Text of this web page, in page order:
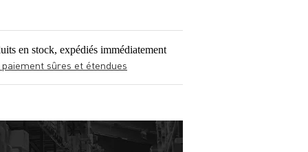
en stock, expédiés immédiatement
sûres et étendues